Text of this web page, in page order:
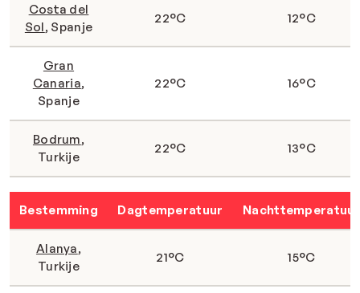
Costa del
Sol, Spanje
22°C 12°C
Gran
Canaria,
Spanje
22°C 16°C
Bodrum,
Turkije
22°C 13°C
Bestemming Dagtemperatuur Nachttemperatuur
Alanya,
Turkije
21°C 15°C